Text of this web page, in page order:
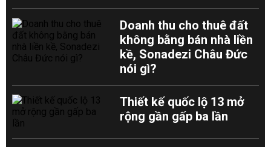
Doanh thu cho thuê đất
không bằng bán nhà liền
kề, Sonadezi Châu Đức
nói gì?
Thiết kế quốc lộ 13 mở
rộng gần gấp ba lần